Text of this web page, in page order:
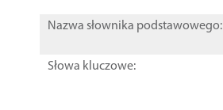
Nazwa słownika podstawowego:
Słowa kluczowe: